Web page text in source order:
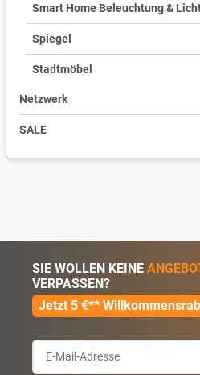
Smart Home Beleuchtung &
Spiegel
Stadtmöbel
Netzwerk
SALE
SIE WOLLEN KEINE
VERPASSEN?
Jetzt 5 €**